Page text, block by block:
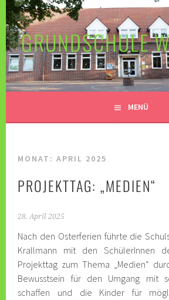
Springe
zum
InhaltGRUNDSCHULE
MENÜ
MONAT:APRIL 2025
PROJEKTTAG: „MEDIEN“
28. April 2025
Nach den Osterferien führte die
Krallmann mit den SchülerInnen
Projekttag zum Thema „Medien“
Bewusstsein für den Umgang mit
schaffen und die Kinder für